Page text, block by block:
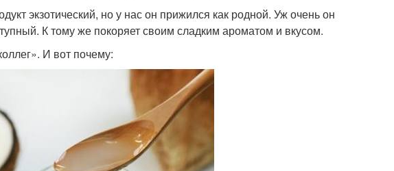
экзотический, но у нас он прижился как родной. Уж очень он
К тому же покоряет своим сладким ароматом и вкусом.
И вот почему: